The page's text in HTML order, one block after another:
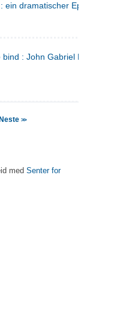
dramatischer Epilog in drei
: John Gabriel Borkman ;
Neste >>
med Senter for